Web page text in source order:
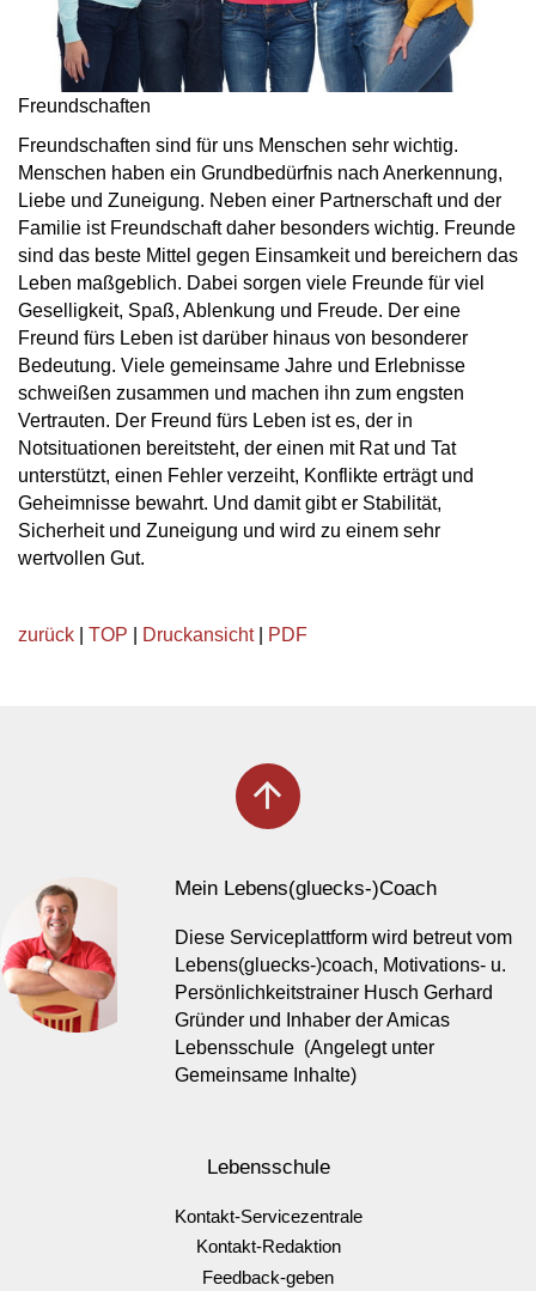
Freundschaften
Freundschaften sind für uns Menschen sehr wichtig.
Menschen haben ein Grundbedürfnis nach Anerkennung,
Liebe und Zuneigung. Neben einer Partnerschaft und der
Familie ist Freundschaft daher besonders wichtig. Freunde
sind das beste Mittel gegen Einsamkeit und bereichern das
Leben maßgeblich. Dabei sorgen viele Freunde für viel
Geselligkeit, Spaß, Ablenkung und Freude. Der eine
Freund fürs Leben ist darüber hinaus von besonderer
Bedeutung. Viele gemeinsame Jahre und Erlebnisse
schweißen zusammen und machen ihn zum engsten
Vertrauten. Der Freund fürs Leben ist es, der in
Notsituationen bereitsteht, der einen mit Rat und Tat
unterstützt, einen Fehler verzeiht, Konflikte erträgt und
Geheimnisse bewahrt. Und damit gibt er Stabilität,
Sicherheit und Zuneigung und wird zu einem sehr
wertvollen Gut.
zurück TOP Druckansicht| PDF
arrow_upward
Mein Lebens(gluecks-)Coach
Diese Serviceplattform wird betreut vom
Lebens(gluecks-)coach, Motivations- u.
Persönlichkeitstrainer Husch Gerhard
Gründer und Inhaber der Amicas
Lebensschule (Angelegt unter
Gemeinsame Inhalte)
Lebensschule
Kontakt-Servicezentrale
Kontakt-Redaktion
Feedback-geben